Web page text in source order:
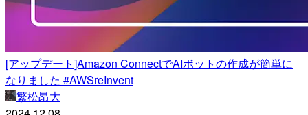
[アップデート]Amazon ConnectでAIボットの作成が簡単に
なりました #AWSreInvent
繁松昂大